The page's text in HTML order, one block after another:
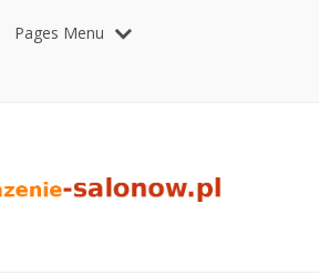
Pages Menu